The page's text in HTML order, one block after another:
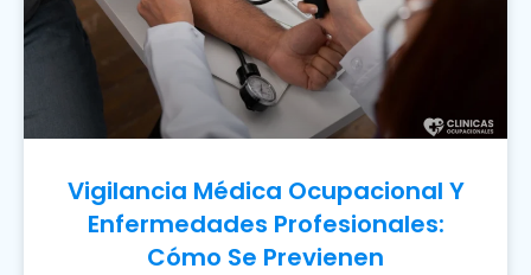
Vigilancia Médica Ocupacional Y
Enfermedades Profesionales:
Cómo Se Previenen